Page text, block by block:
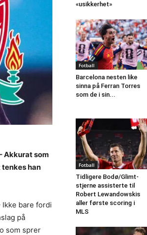
Akkurat som
han
bare fordi
på
som sprer
«usikkerhet»
Fotball
Barcelona nesten like
sinna på Ferran Torres
som de i sin...
Fotball
Tidligere Bodø/Glimt-
stjerne assisterte til
Robert Lewandowskis
aller første scoring i
MLS